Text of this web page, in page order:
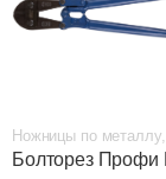
Ножницы по
Болторез Профи